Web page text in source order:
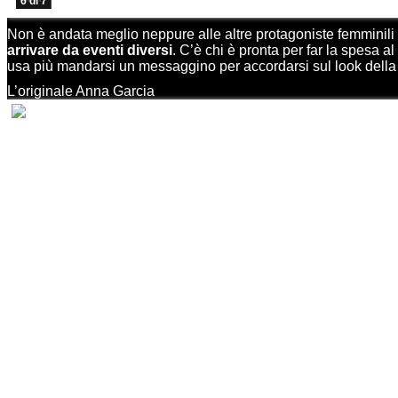
Non è andata meglio neppure alle altre protagoniste
arrivare da eventi diversi. C’è chi è pronta per far la spesa
usa più mandarsi un messaggino per accordarsi sul look
L’originale Anna Garcia